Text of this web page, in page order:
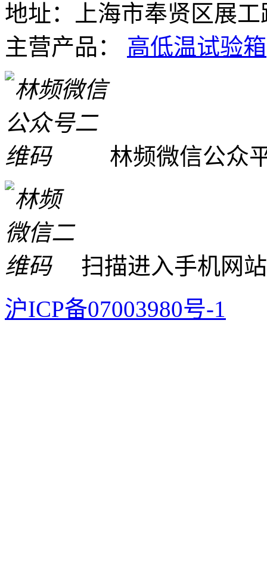
地址：上海市奉贤区展工
主营产品： 高低温试验箱
林频微信公众
扫描进入手机网
沪ICP备07003980号-1